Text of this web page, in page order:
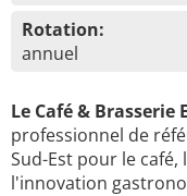
Rotation:
annuel
Le Café & Brasserie
professionnel de
Sud-Est pour le
l'innovation